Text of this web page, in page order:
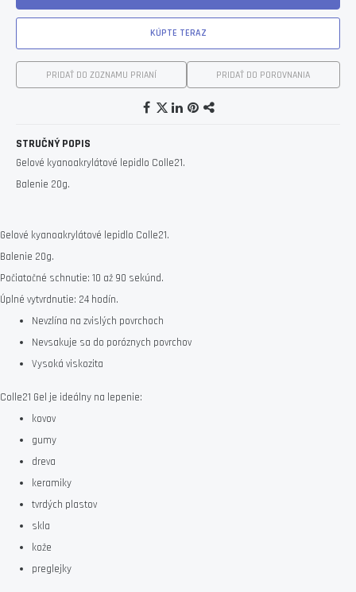
KÚPTE TERAZ
PRIDAŤ DO ZOZNAMU PRIANÍ PRIDAŤ DO POROVNANIA
STRUČNÝ POPIS
Gelové kyanoakrylátové lepidlo Colle21.
Balenie 20g.
Gelové kyanoakrylátové lepidlo Colle21.
Balenie 20g.
Počiatočné schnutie: 10 až 90 sekúnd.
Úplné vytvrdnutie: 24 hodín.
Nevzlína na zvislých povrchoch
Nevsakuje sa do poróznych povrchov
Vysoká viskozita
Colle21 Gel je ideálny na lepenie:
kovov
gumy
dreva
keramiky
tvrdých plastov
skla
kože
preglejky